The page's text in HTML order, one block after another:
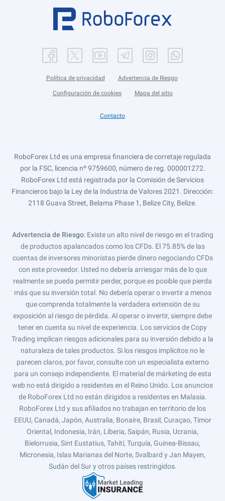
Política de privacidad Advertencia de Riesgo
Configuración de cookies Mapa del sitio
Contacto
RoboForex Ltd es una empresa financiera de corretaje regulada
por la FSC, licencia nº 9759600, número de reg. 000001272.
RoboForex Ltd está registrada por la Comisión de Servicios
Financieros bajo la Ley de la Industria de Valores 2021. Dirección:
2118 Guava Street, Belama Phase 1, Belize City, Belize.
Advertencia de Riesgo: Existe un alto nivel de riesgo en el trading
de productos apalancados como los CFDs. El 75.85% de las
cuentas de inversores minoristas pierde dinero negociando CFDs
con este proveedor. Usted no debería arriesgar más de lo que
realmente se pueda permitir perder, porque es posible que pierda
más que su inversión total. No debería operar o invertir a menos
que comprenda totalmente la verdadera extensión de su
exposición al riesgo de pérdida. Al operar o invertir, siempre debe
tener en cuenta su nivel de experiencia. Los servicios de Copy
Trading implican riesgos adicionales para su inversión debido a la
naturaleza de tales productos. Si los riesgos implícitos no le
parecen claros, por favor, consulte con un especialista externo
para un consejo independiente. El material de márketing de esta
web no está dirigido a residentes en el Reino Unido. Los anuncios
de RoboForex Ltd no están dirigidos a residentes en Malasia.
RoboForex Ltd y sus afiliados no trabajan en territorio de los
EEUU, Canadá, Japón, Australia, Bonaire, Brasil, Curaçao, Timor
Oriental, Indonesia, Irán, Liberia, Saipán, Rusia, Ucrania,
Bielorrusia, Sint Eustatius, Tahití, Turquía, Guinea-Bissau,
Micronesia, Islas Marianas del Norte, Svalbard y Jan Mayen,
Sudán del Sur y otros países restringidos.